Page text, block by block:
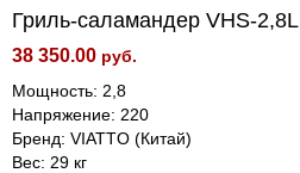
Гриль-саламандер VHS-2,8L
38 350.00 руб.
Мощность: 2,8
Напряжение: 220
Бренд: VIATTO (Китай)
Вес: 29 кг